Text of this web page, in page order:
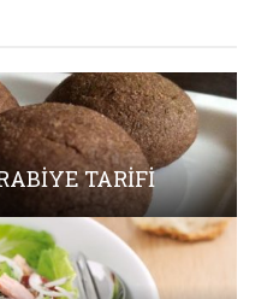
TARIFI